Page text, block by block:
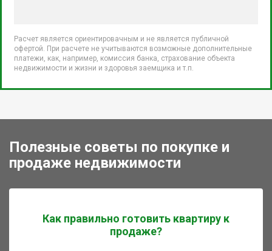
Расчет является ориентировачным и не является публичной
офертой. При расчете не учитываются возможные дополнительные
платежи, как, например, комиссия банка, страхование объекта
недвижимости и жизни и здоровья заемщика и т.п.
Полезные советы по покупке и
продаже недвижимости
Как правильно готовить квартиру к
продаже?